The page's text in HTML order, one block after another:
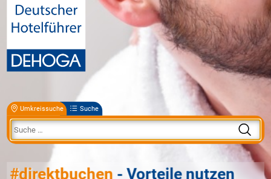
Umkreissuche Suche
#direktbuchen - Vorteile nutzen